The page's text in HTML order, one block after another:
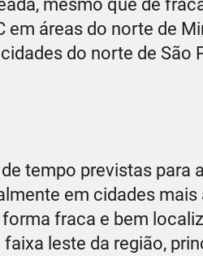
mesmo que de
em áreas do norte de
do norte de São
tempo previstas para
em cidades mais
fraca e bem
leste da região,